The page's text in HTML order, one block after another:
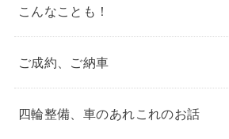
こんなことも！
ご成約、ご納車
四輪整備、車のあれこれのお話